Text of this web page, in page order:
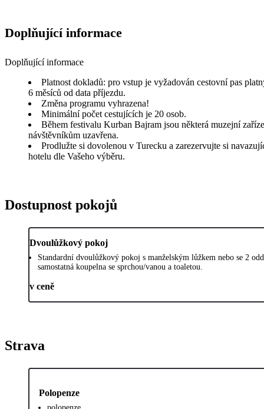
Doplňující informace
Doplňující informace
Platnost dokladů: pro vstup je vyžadován cestovní pas
6 měsíců od data příjezdu.
Změna programu vyhrazena!
Minimální počet cestujících je 20 osob.
Během festivalu Kurban Bajram jsou některá muzejní
návštěvníkům uzavřena.
Prodlužte si dovolenou v Turecku a zarezervujte si
hotelu dle Vašeho výběru.
Dostupnost pokojů
Dvoulůžkový pokoj
Standardní dvoulůžkový pokoj s manželským lůžkem nebo se 2
samostatná koupelna se sprchou/vanou a toaletou.
v ceně
Strava
Polopenze